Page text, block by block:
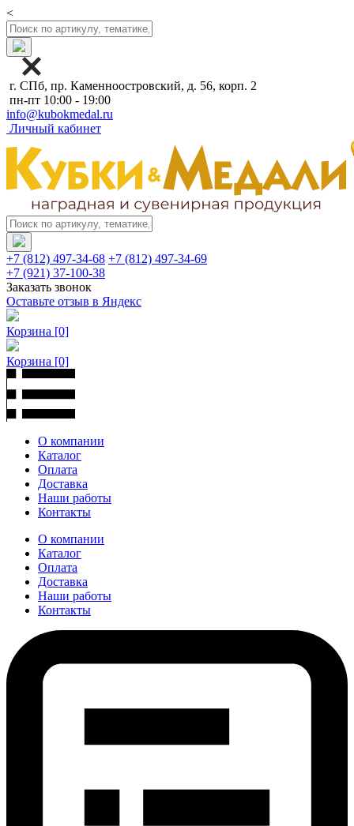
<
г. СПб, пр. Каменноостровский, д. 56, корп. 2
пн-пт 10:00 - 19:00
info@kubokmedal.ru
Личный кабинет
+7 (812) 497-34-68 +7 (812) 497-34-69
+7 (921) 37-100-38
Заказать звонок
Оставьте отзыв в Яндекс
Корзина [0]
Корзина [0]
О компании
Каталог
Оплата
Доставка
Наши работы
Контакты
О компании
Каталог
Оплата
Доставка
Наши работы
Контакты